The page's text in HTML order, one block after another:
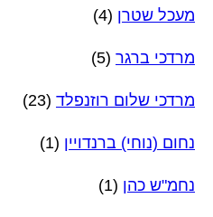
מעכל שטרן (4)
מרדכי ברגר (5)
מרדכי שלום רוזנפלד (23)
נחום (נוחי) ברנדויין (1)
נחמ"ש כהן (1)